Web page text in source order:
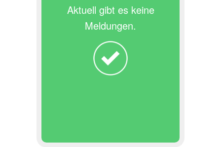
Aktuell gibt es keine
Meldungen.